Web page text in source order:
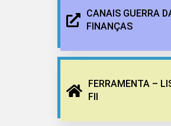
CANAIS GUERRA
FINANÇAS
FERRAMENTA –
FII